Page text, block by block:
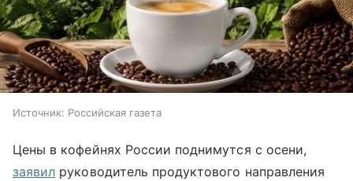
Источник: Российская газета
Цены в кофейнях России поднимутся с осени,
заявил руководитель продуктового направления